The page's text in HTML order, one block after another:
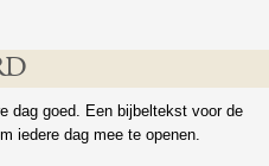
dag goed. Een bijbeltekst voor de
iedere dag mee te openen.